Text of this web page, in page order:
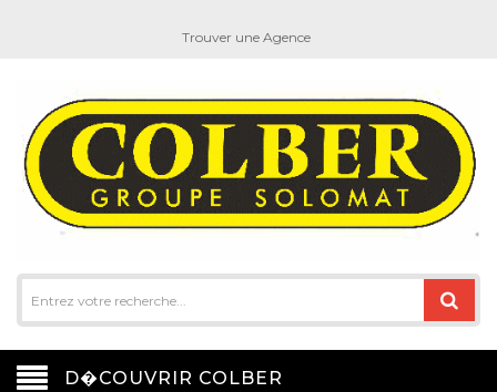
Trouver une Agence
D�COUVRIR COLBER